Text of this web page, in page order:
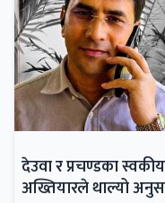
देउवा र प्रचण्डका
अख्तियारले थाल्यो